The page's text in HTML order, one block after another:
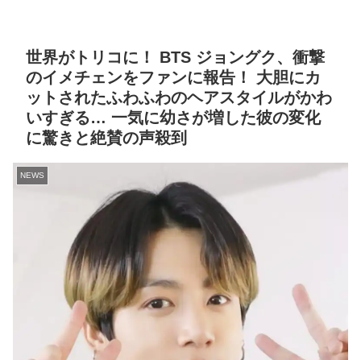
世界がトリコに！ BTS ジョングク、衝撃
のイメチェンをファンに報告！ 大胆にカ
ットされたふわふわのヘアスタイルがかわ
いすぎる… 一気に幼さが増した彼の変化
に驚きと絶賛の声殺到
NEWS